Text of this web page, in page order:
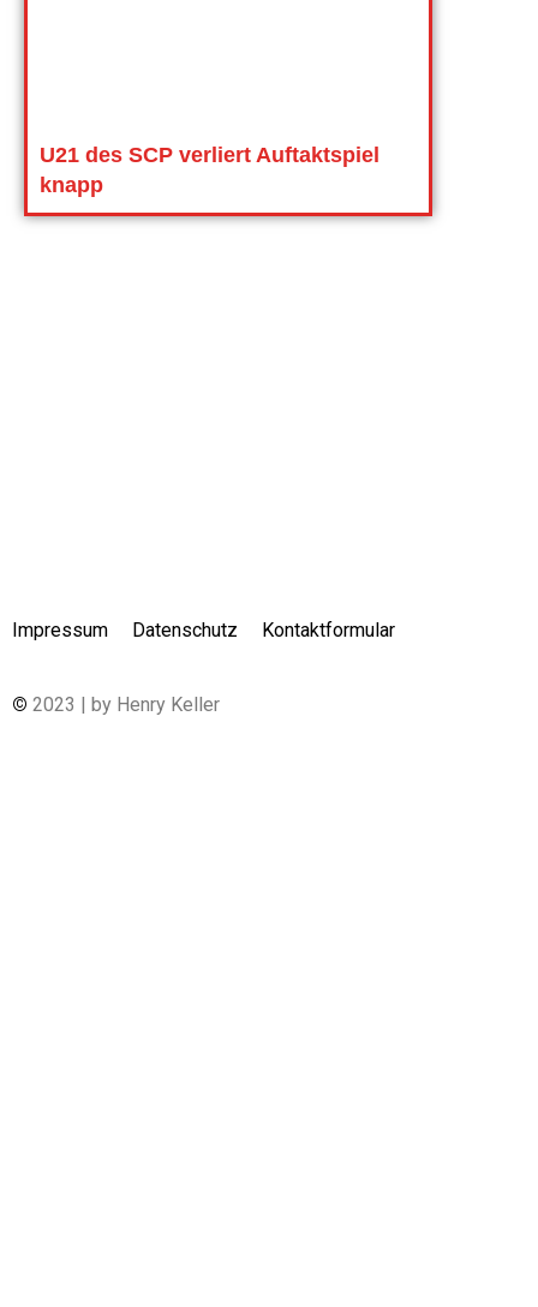
U21 des SCP verliert Auftaktspiel
knapp
Impressum Datenschutz Kontaktformular
© 2023 | by Henry Keller